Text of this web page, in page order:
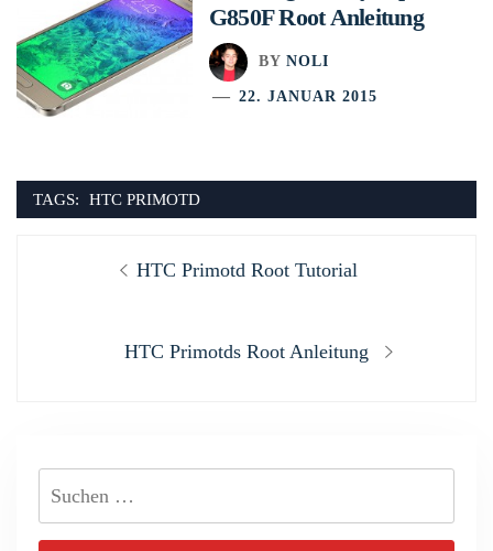
G850F Root Anleitung
BY NOLI
22. JANUAR 2015
TAGS: HTC PRIMOTD
Previous
HTC Primotd Root Tutorial
Next
HTC Primotds Root Anleitung